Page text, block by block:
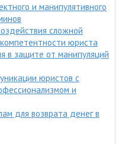
и манипулятивного
сложной
юриста
в защите от манипуляций
юристов с
и
для возврата денег в